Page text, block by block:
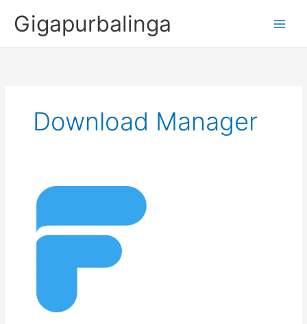
Gigapurbalinga
Download Manager